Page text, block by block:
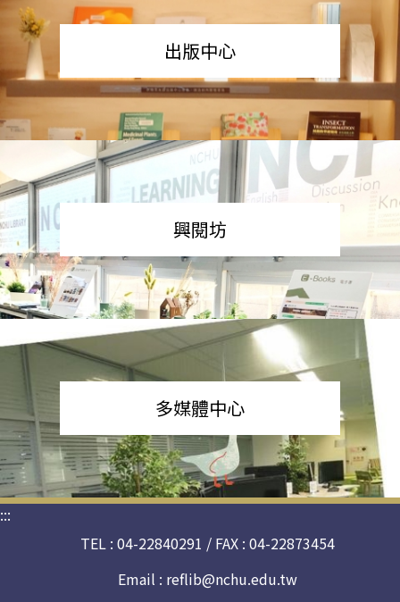
出版中心
興閱坊
多媒體中心
:::
TEL : 04-22840291 / FAX : 04-22873454
Email : reflib@nchu.edu.tw